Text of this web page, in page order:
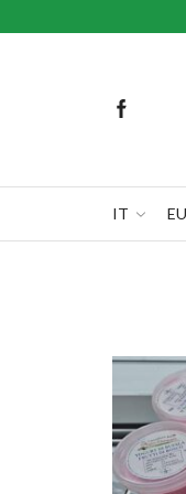
IT